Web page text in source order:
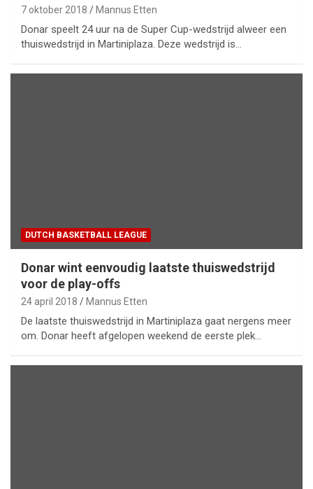
7 oktober 2018 Mannus Etten
Donar speelt 24 uur na de Super Cup-wedstrijd alweer een
thuiswedstrijd in Martiniplaza. Deze wedstrijd is…
DUTCH BASKETBALL LEAGUE
Donar wint eenvoudig laatste thuiswedstrijd
voor de play-offs
24 april 2018 Mannus Etten
De laatste thuiswedstrijd in Martiniplaza gaat nergens meer
om. Donar heeft afgelopen weekend de eerste plek…